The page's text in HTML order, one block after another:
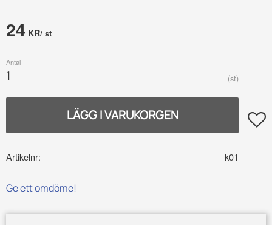
24 KR/ st
Antal
st
Lägg
Artikelnr k01
Ge ett omdöme!